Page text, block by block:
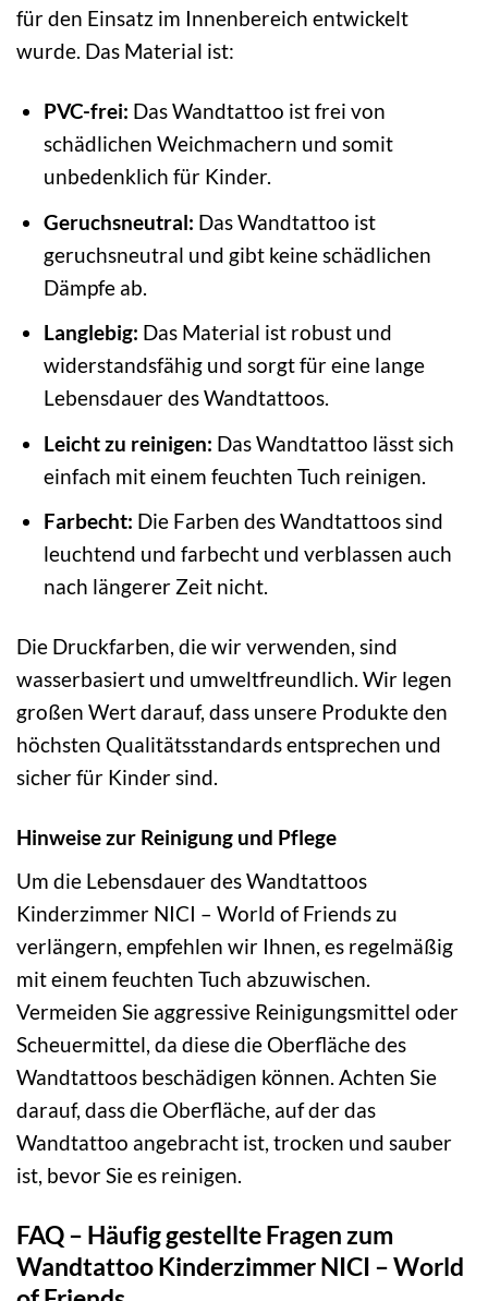
für den Einsatz im Innenbereich entwickelt
wurde. Das Material ist:
PVC-frei: Das Wandtattoo ist frei von
schädlichen Weichmachern und somit
unbedenklich für Kinder.
Geruchsneutral: Das Wandtattoo ist
geruchsneutral und gibt keine schädlichen
Dämpfe ab.
Langlebig: Das Material ist robust und
widerstandsfähig und sorgt für eine lange
Lebensdauer des Wandtattoos.
Leicht zu reinigen: Das Wandtattoo lässt sich
einfach mit einem feuchten Tuch reinigen.
Farbecht: Die Farben des Wandtattoos sind
leuchtend und farbecht und verblassen auch
nach längerer Zeit nicht.
Die Druckfarben, die wir verwenden, sind
wasserbasiert und umweltfreundlich. Wir legen
großen Wert darauf, dass unsere Produkte den
höchsten Qualitätsstandards entsprechen und
sicher für Kinder sind.
Hinweise zur Reinigung und Pflege
Um die Lebensdauer des Wandtattoos
Kinderzimmer NICI – World of Friends zu
verlängern, empfehlen wir Ihnen, es regelmäßig
mit einem feuchten Tuch abzuwischen.
Vermeiden Sie aggressive Reinigungsmittel oder
Scheuermittel, da diese die Oberfläche des
Wandtattoos beschädigen können. Achten Sie
darauf, dass die Oberfläche, auf der das
Wandtattoo angebracht ist, trocken und sauber
ist, bevor Sie es reinigen.
FAQ – Häufig gestellte Fragen zum
Wandtattoo Kinderzimmer NICI – World